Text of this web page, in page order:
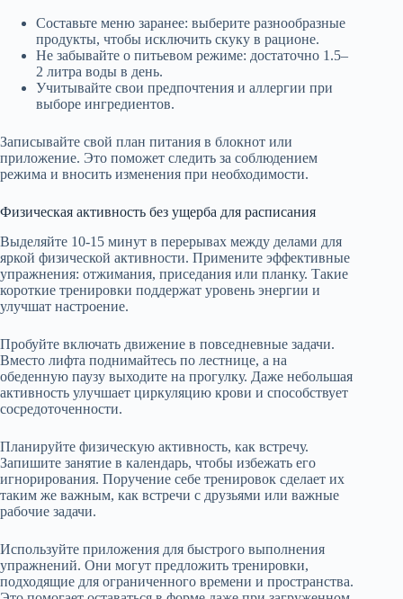
Составьте меню заранее: выберите разнообразные
продукты, чтобы исключить скуку в рационе.
Не забывайте о питьевом режиме: достаточно 1.5–
2 литра воды в день.
Учитывайте свои предпочтения и аллергии при
выборе ингредиентов.
Записывайте свой план питания в блокнот или
приложение. Это поможет следить за соблюдением
режима и вносить изменения при необходимости.
Физическая активность без ущерба для расписания
Выделяйте 10-15 минут в перерывах между делами для
яркой физической активности. Примените эффективные
упражнения: отжимания, приседания или планку. Такие
короткие тренировки поддержат уровень энергии и
улучшат настроение.
Пробуйте включать движение в повседневные задачи.
Вместо лифта поднимайтесь по лестнице, а на
обеденную паузу выходите на прогулку. Даже небольшая
активность улучшает циркуляцию крови и способствует
сосредоточенности.
Планируйте физическую активность, как встречу.
Запишите занятие в календарь, чтобы избежать его
игнорирования. Поручение себе тренировок сделает их
таким же важным, как встречи с друзьями или важные
рабочие задачи.
Используйте приложения для быстрого выполнения
упражнений. Они могут предложить тренировки,
подходящие для ограниченного времени и пространства.